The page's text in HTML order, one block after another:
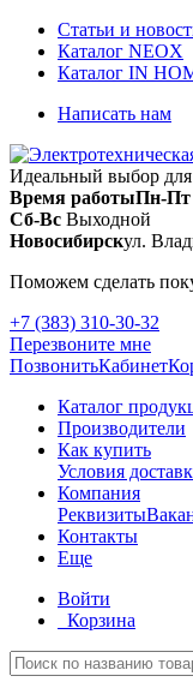
Статьи и
Каталог NEOX
Каталог IN
Написать нам
Идеальный выбор
Время работыПн-Пт
Сб-Вс Выходной
Новосибирскул.
Поможем сделать
+7 (383) 310-30-32
Перезвоните мне
ПозвонитьКабинет
Каталог
Производители
Как купить
Условия
Компания
Реквизиты
Контакты
Еще
Войти
Корзина